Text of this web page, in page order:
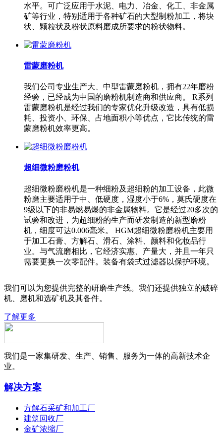
水平。可广泛应用于水泥、电力、冶金、化工、非金属
矿等行业，特别适用于各种矿石的大型制粉加工，将块
状、颗粒状及粉状原料磨成所要求的粉状物料。
雷蒙磨粉机
我们公司专业生产大、中型雷蒙磨粉机，拥有22年磨粉
经验，已经成为中国的磨粉机制造商和供应商。 R系列
雷蒙磨粉机是经过我们的专家优化升级改造，具有低损
耗、投资小、环保、占地面积小等优点，它比传统的雷
蒙磨粉机效率更高。
超细微粉磨粉机
超细微粉磨粉机是一种细粉及超细粉的加工设备，此微
粉磨主要适用于中、低硬度，湿度小于6%，莫氏硬度在
9级以下的非易燃易爆的非金属物料。它是经过20多次的
试验和改进，为超细粉的生产而研发制造的新型磨粉
机，细度可达0.006毫米。 HGM超细微粉磨粉机主要用
于加工石膏、方解石、滑石、涂料、颜料和化妆品行
业。与气流磨相比，它经济实惠、产量大，并且一年只
需要更换一次零配件。装备有袋式过滤器以保护环境。
我们可以为您提供完整的研磨生产线。我们还提供独立的破碎
机、磨机和选矿机及其备件。
了解更多
我们是一家集研发、生产、销售、服务为一体的高新技术企
业。
解决方案
方解石采矿和加工厂
建筑回收厂
金矿浓缩厂